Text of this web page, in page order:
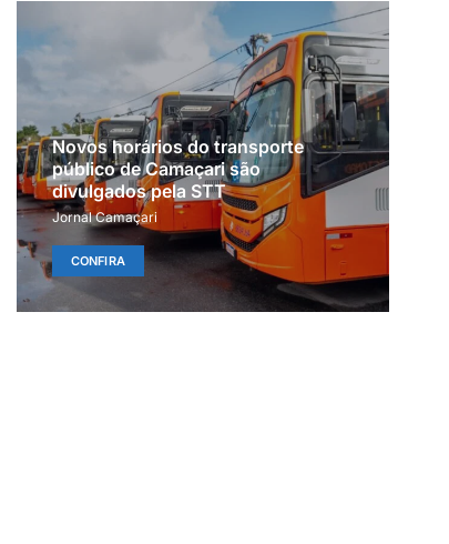
Novos horários do transporte
público de Camaçari são
divulgados pela STT
Jornal Camaçari
CONFIRA